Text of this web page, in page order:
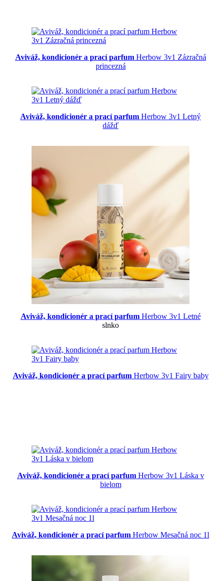
Aviváž, kondicionér a prací parfumHerbow 3v1 Zázračná
princezná
Aviváž, kondicionér a prací parfum Herbow 3v1 Letný
dážď
Aviváž, kondicionér a prací parfumHerbow 3v1 Letné
slnko
Aviváž, kondicionér a prací parfumHerbow 3v1 Fairy baby
Aviváž, kondicionér a prací parfumHerbow 3v1 Láska v
bielom
Aviváž, kondicionér a prací parfum Herbow Mesačná noc 1l